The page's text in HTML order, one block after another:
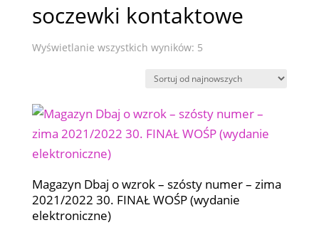
soczewki kontaktowe
Wyświetlanie wszystkich wyników: 5Posortowane
Magazyn Dbaj o wzrok – szósty numer – zima
2021/2022 30. FINAŁ WOŚP (wydanie
elektroniczne)